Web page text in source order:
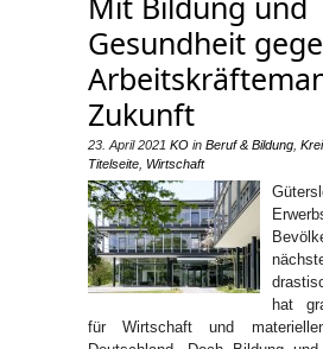
Gesundheit
Zukunft
23. April 2021 KO in Beruf & Bildung
Titelseite Wirtschaft
hat
für Wirtschaft und